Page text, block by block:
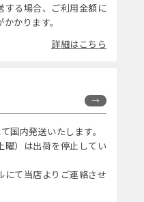
る場合、ご利用金額に
かります。
詳細はこちら
国内発送いたします。
）は出荷を停止してい
て当店よりご連絡させ